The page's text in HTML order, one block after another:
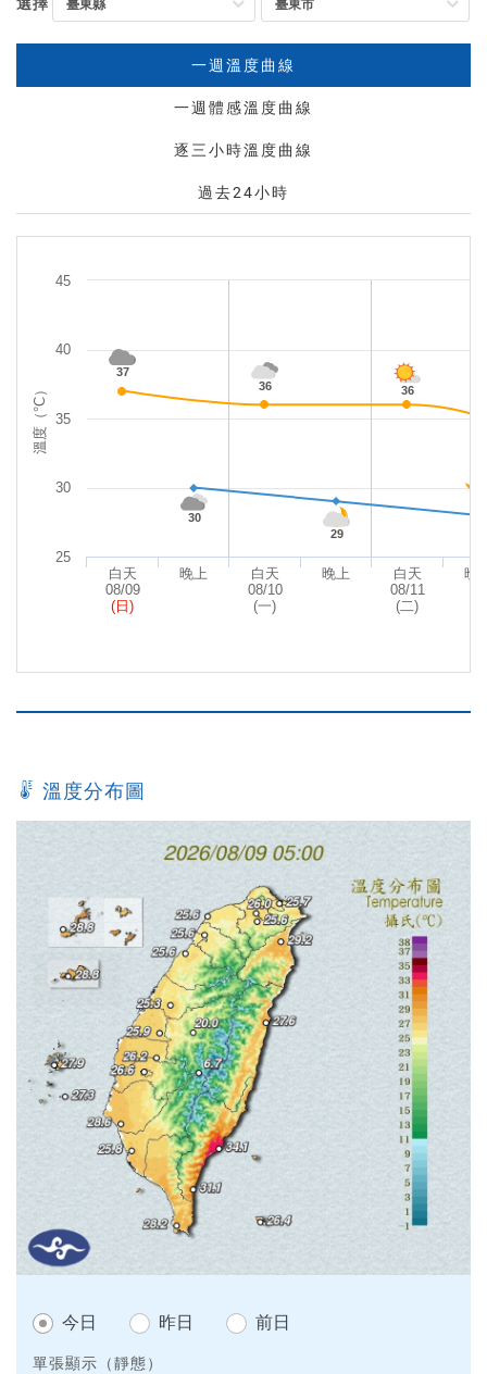
速
地
一週溫度曲線
一週體感溫度曲線
逐三小時溫度曲線
過去24小時
溫度（°C）
白天
08/09
(日)
晚上
白天
08/10
(一)
晚上
白天
08/11
(二)
晚
25
30
35
40
45
37
36
36
30
29
溫度分布圖
今日 昨日 前日
單張顯示（靜態）